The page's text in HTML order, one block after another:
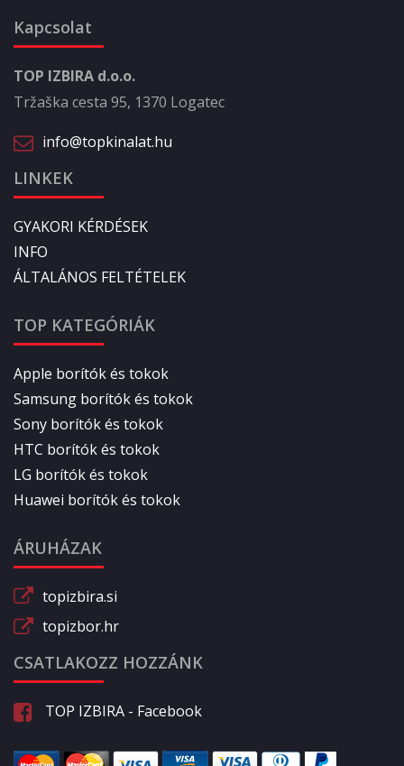
Kapcsolat
TOP IZBIRA d.o.o.
Tržaška cesta 95, 1370 Logatec
info@topkinalat.hu
LINKEK
GYAKORI KÉRDÉSEK
INFO
ÁLTALÁNOS FELTÉTELEK
TOP KATEGÓRIÁK
Apple borítók és tokok
Samsung borítók és tokok
Sony borítók és tokok
HTC borítók és tokok
LG borítók és tokok
Huawei borítók és tokok
ÁRUHÁZAK
topizbira.si
topizbor.hr
CSATLAKOZZ HOZZÁNK
TOP IZBIRA - Facebook